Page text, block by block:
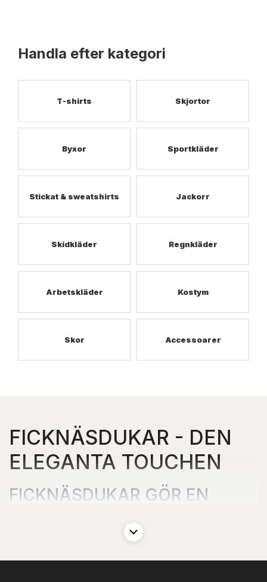
Handla efter kategori
T-shirts Skjortor
Byxor Sportkläder
Stickat & sweatshirts Jackorr
Skidkläder Regnkläder
Arbetskläder Kostym
Skor Accessoarer
FICKNÄSDUKAR - DEN
ELEGANTA TOUCHEN
FICKNÄSDUKAR GÖR EN
Som med alla modetrender, så skiftar populariteten; vad som en